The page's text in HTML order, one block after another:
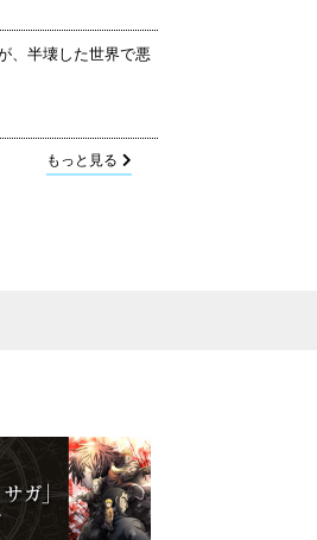
、半壊した世界で悪
もっと見る